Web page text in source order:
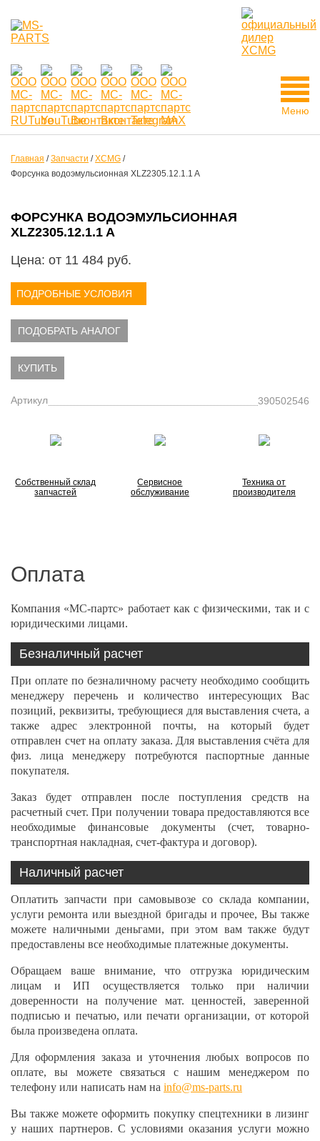
Меню
Главная /Запчасти /XCMG /
Форсунка водоэмульсионная XLZ2305.12.1.1 A
ФОРСУНКА ВОДОЭМУЛЬСИОННАЯ
XLZ2305.12.1.1 A
Цена: от 11 484 руб.
ПОДРОБНЫЕ УСЛОВИЯ
ПОДОБРАТЬ АНАЛОГ
КУПИТЬ
Артикул 390502546
Собственный склад
запчастей
Сервисное
обслуживание
Техника от
производителя
Оплата
Компания «МС-партс» работает как с физическими, так и с
юридическими лицами.
Безналичный расчет
При оплате по безналичному расчету необходимо сообщить
менеджеру перечень и количество интересующих Вас
позиций, реквизиты, требующиеся для выставления счета, а
также адрес электронной почты, на который будет
отправлен счет на оплату заказа. Для выставления счёта для
физ. лица менеджеру потребуются паспортные данные
покупателя.
Заказ будет отправлен после поступления средств на
расчетный счет. При получении товара предоставляются все
необходимые финансовые документы (счет, товарно-
транспортная накладная, счет-фактура и договор).
Наличный расчет
Оплатить запчасти при самовывозе со склада компании,
услуги ремонта или выездной бригады и прочее, Вы также
можете наличными деньгами, при этом вам также будут
предоставлены все необходимые платежные документы.
Обращаем ваше внимание, что отгрузка юридическим
лицам и ИП осуществляется только при наличии
доверенности на получение мат. ценностей, заверенной
подписью и печатью, или печати организации, от которой
была произведена оплата.
Для оформления заказа и уточнения любых вопросов по
оплате, вы можете связаться с нашим менеджером по
телефону или написать нам на info@ms-parts.ru
Вы также можете оформить покупку спецтехники в лизинг
у наших партнеров. С условиями оказания услуги можно